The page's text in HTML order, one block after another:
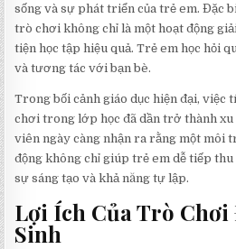
sống và sự phát triển của trẻ em. Đặc
trò chơi không chỉ là một hoạt động
tiện học tập hiệu quả. Trẻ em học hỏi
và tương tác với bạn bè.
Trong bối cảnh giáo dục hiện đại, việc
chơi trong lớp học đã dần trở thành xu
viên ngày càng nhận ra rằng một môi
động không chỉ giúp trẻ em dễ tiếp
sự sáng tạo và khả năng tự lập.
Lợi Ích Của Trò
Sinh